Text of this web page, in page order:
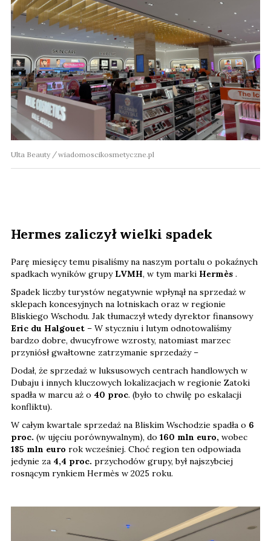
Ulta Beauty wiadomoscikosmetyczne.pl
Hermes zaliczył wielki spadek
Parę miesięcy temu pisaliśmy na naszym portalu o pokaźnych
spadkach wyników grupy LVMH, w tym marki Hermès .
Spadek liczby turystów negatywnie wpłynął na sprzedaż w
sklepach koncesyjnych na lotniskach oraz w regionie
Bliskiego Wschodu. Jak tłumaczył wtedy dyrektor finansowy
Eric du Halgouet – W styczniu i lutym odnotowaliśmy
bardzo dobre, dwucyfrowe wzrosty, natomiast marzec
przyniósł gwałtowne zatrzymanie sprzedaży –
Dodał, że sprzedaż w luksusowych centrach handlowych w
Dubaju i innych kluczowych lokalizacjach w regionie Zatoki
spadła w marcu aż o 40 proc. (było to chwilę po eskalacji
konfliktu).
W całym kwartale sprzedaż na Bliskim Wschodzie spadła o 6
proc. (w ujęciu porównywalnym), do 160 mln euro, wobec
185 mln euro rok wcześniej. Choć region ten odpowiada
jedynie za 4,4 proc. przychodów grupy, był najszybciej
rosnącym rynkiem Hermès w 2025 roku.